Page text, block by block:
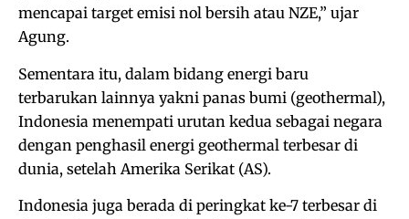
mencapai target emisi nol bersih atau NZE,” ujar
Agung.
Sementara itu, dalam bidang energi baru
terbarukan lainnya yakni panas bumi (geothermal),
Indonesia menempati urutan kedua sebagai negara
dengan penghasil energi geothermal terbesar di
dunia, setelah Amerika Serikat (AS).
Indonesia juga berada di peringkat ke-7 terbesar di